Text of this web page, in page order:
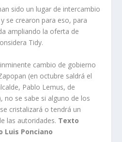
sido un lugar de intercambio
se crearon para eso, para
ampliando la oferta de
Tidy.
cambio de gobierno
(en octubre saldrá el
Pablo Lemus, de
no se sabe si alguno de los
cristalizará o tendrá un
las autoridades. Texto
Luis Ponciano